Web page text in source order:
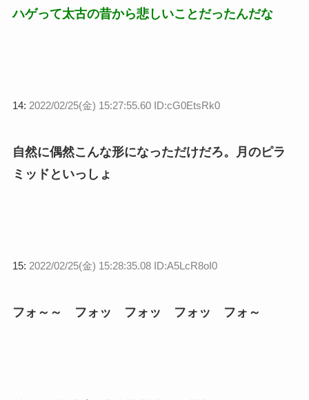
ハゲって太古の昔から悲しいことだったんだな
14: 2022/02/25(金) 15:27:55.60 ID:cG0EtsRk0
自然に偶然こんな形になっただけだろ。月のピラ
ミッドといっしょ
15: 2022/02/25(金) 15:28:35.08 ID:A5LcR8oI0
フォ～～ フォッ フォッ フォッ フォ～